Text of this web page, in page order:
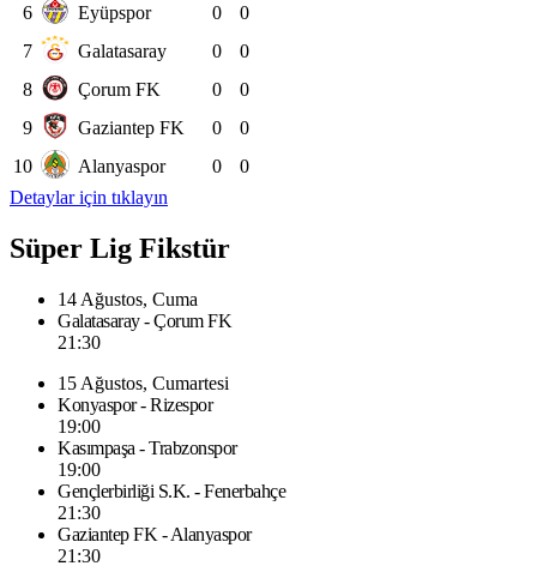
6
Eyüpspor 0
0
7
Galatasaray 0
0
8
Çorum FK 0
0
9
Gaziantep FK 0
0
10
Alanyaspor 0
0
Detaylar için tıklayın
Süper Lig Fikstür
14 Ağustos, Cuma
Galatasaray - Çorum FK
21:30
15 Ağustos, Cumartesi
Konyaspor - Rizespor
19:00
Kasımpaşa - Trabzonspor
19:00
Gençlerbirliği S.K. - Fenerbahçe
21:30
Gaziantep FK - Alanyaspor
21:30